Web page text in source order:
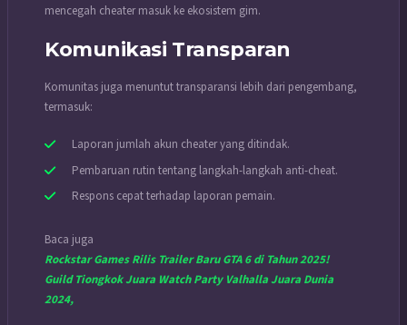
mencegah cheater masuk ke ekosistem gim.
Komunikasi Transparan
Komunitas juga menuntut transparansi lebih dari pengembang,
termasuk:
Laporan jumlah akun cheater yang ditindak.
Pembaruan rutin tentang langkah-langkah anti-cheat.
Respons cepat terhadap laporan pemain.
Baca juga
Rockstar Games Rilis Trailer Baru GTA 6 di Tahun 2025!
Guild Tiongkok Juara Watch Party Valhalla Juara Dunia
2024,